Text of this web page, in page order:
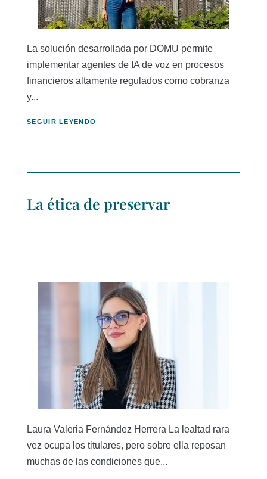
La solución desarrollada por DOMU permite
implementar agentes de IA de voz en procesos
financieros altamente regulados como cobranza
y...
SEGUIR LEYENDO
La ética de preservar
Laura Valeria Fernández Herrera La lealtad rara
vez ocupa los titulares, pero sobre ella reposan
muchas de las condiciones que...